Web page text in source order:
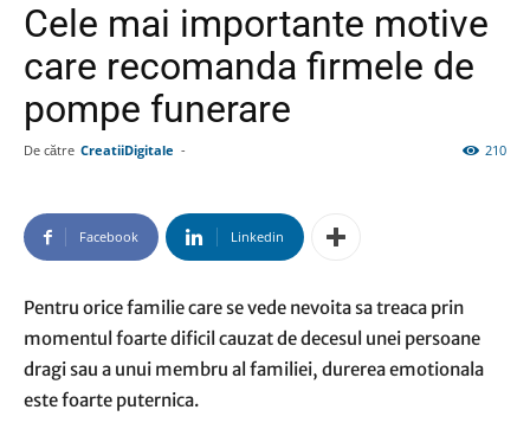
Cele mai importante motive
care recomanda firmele de
pompe funerare
De către CreatiiDigitale - 210
Facebook Linkedin
Pentru orice familie care se vede nevoita sa treaca prin
momentul foarte dificil cauzat de decesul unei persoane
dragi sau a unui membru al familiei, durerea emotionala
este foarte puternica.